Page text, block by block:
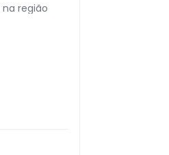
na região